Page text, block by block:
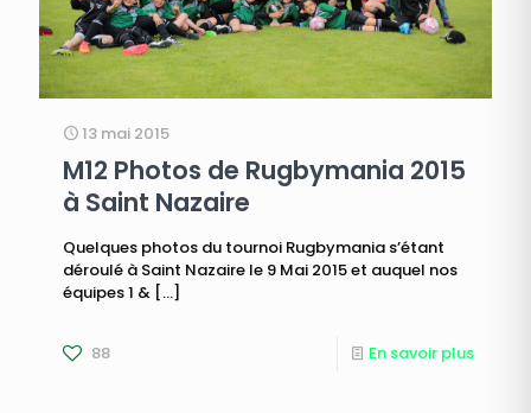
13 mai 2015
M12 Photos de Rugbymania 2015
à Saint Nazaire
Quelques photos du tournoi Rugbymania s’étant
déroulé à Saint Nazaire le 9 Mai 2015 et auquel nos
équipes 1 & […]
88 En savoir plus